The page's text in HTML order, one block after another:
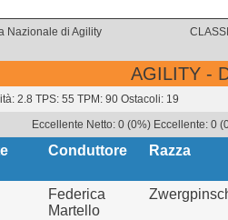
Nazionale di Agility
AGILITY -
2.8 TPS: 55 TPM: 90 Ostacoli: 19
Eccellente Netto: 0 (0%) Eccellente: 0
Conduttore Razza
Federica
Martello